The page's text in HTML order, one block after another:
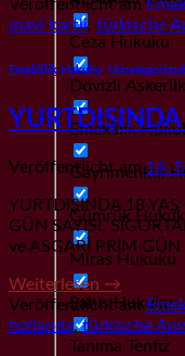
Ceza Hukuku
Dövizli
Emeklilik
Gayrımenkul
Gümrük
Miras Hukuku
Şahıs Hukuku
Tanıma Tenfiz
Veröffentlicht am
mavi kartli, türkische
Emeklilik Hukuku Uncategorized
YURTDIŞINDA
Veröffentlicht am16.
YURTDIŞINDA 18 YAŞ
GÜN SAYISI,
ve ASGARİ PRİM GÜN
Weiterlesen →
Veröffentlicht am
hollanda,türkische